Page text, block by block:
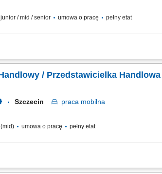
/ mid / senior umowa o pracę pełny etat
pozyskiwanie klientów gastronomicznych, a także
/ Przedstawicielka Handlowa
Szczecin praca mobilna
umowa o pracę pełny etat
działania: woj. zachodniopomorskie (bez powiatu